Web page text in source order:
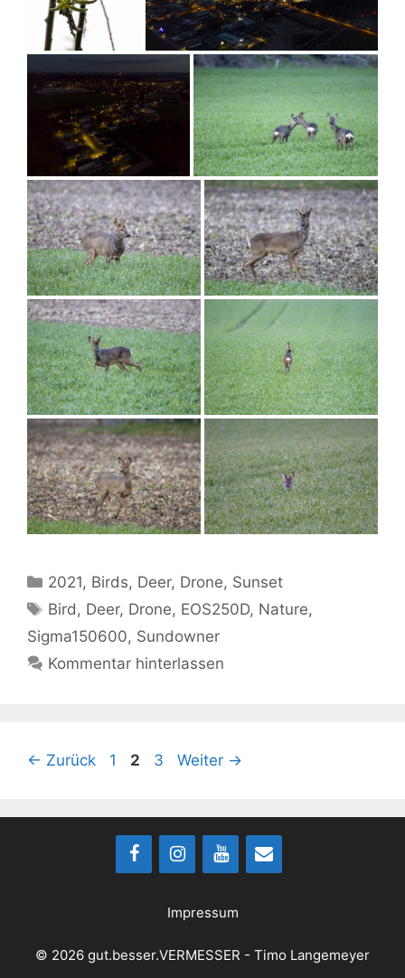
Kategorien
2021, Birds, Deer, Drone, Sunset
Schlagwörter
Bird, Deer, Drone, EOS250D, Nature,
Sigma150600, Sundowner
Kommentar hinterlassen
← Zurück Seite
1 Seite
2 Seite
3 Weiter →
Impressum
© 2026 gut.besser.VERMESSER - Timo Langemeyer